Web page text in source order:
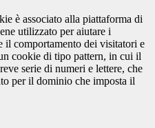
è associato alla piattaforma di
utilizzato per aiutare i
il comportamento dei visitatori e
cookie di tipo pattern, in cui il
serie di numeri e lettere, che
per il dominio che imposta il